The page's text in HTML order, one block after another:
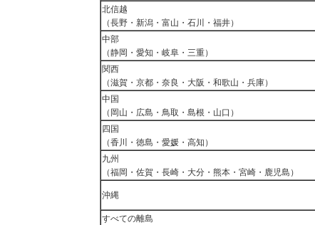
北信越
（長野・新潟・富山・石川・福井）
中部
（静岡・愛知・岐阜・三重）
関西
（滋賀・京都・奈良・大阪・和歌山・兵庫）
中国
（岡山・広島・鳥取・島根・山口）
四国
（香川・徳島・愛媛・高知）
九州
（福岡・佐賀・長崎・大分・熊本・宮崎・鹿児島）
沖縄
すべての離島